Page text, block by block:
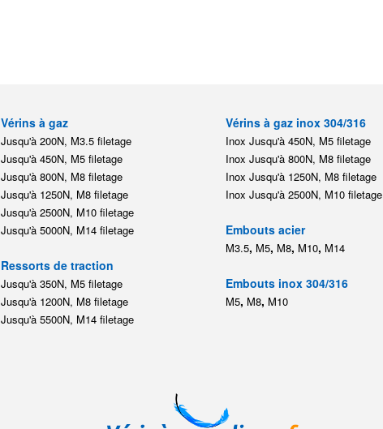
Vérins à gaz
Jusqu'à 200N, M3.5 filetage
Jusqu'à 450N, M5 filetage
Jusqu'à 800N, M8 filetage
Jusqu'à 1250N, M8 filetage
Jusqu'à 2500N, M10 filetage
Jusqu'à 5000N, M14 filetage
Ressorts de traction
Jusqu'à 350N, M5 filetage
Jusqu'à 1200N, M8 filetage
Jusqu'à 5500N, M14 filetage
Vérins à gaz inox 304/316
Inox Jusqu'à 450N, M5 filetage
Inox Jusqu'à 800N, M8 filetage
Inox Jusqu'à 1250N, M8 filetage
Inox Jusqu'à 2500N, M10 filetage
Embouts acier
M3.5, M5, M8, M10, M14
Embouts inox 304/316
M5, M8, M10